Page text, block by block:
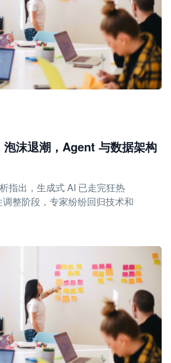
沫退潮，Agent 与数据架构
指出，生成式 AI 已走完狂热
整阶段，专家纷纷回归技术和